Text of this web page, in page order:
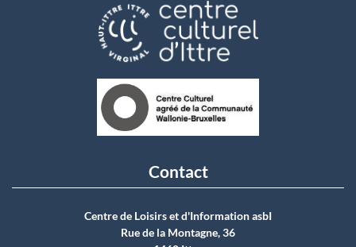
Contact
Centre de Loisirs et d'Information asbI
Rue de la Montagne, 36